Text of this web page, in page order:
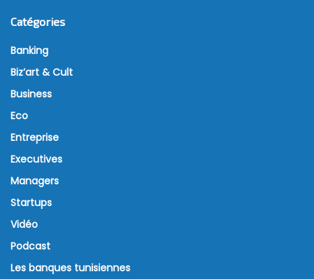
Catégories
Banking
Biz’art & Cult
Business
Eco
Entreprise
Executives
Managers
Startups
Vidéo
Podcast
Les banques tunisiennes